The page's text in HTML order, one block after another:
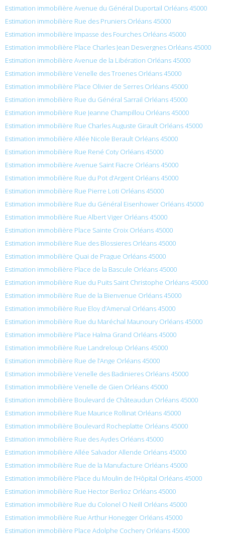
Estimation immobilière Avenue du Général Duportail Orléans 45000
Estimation immobilière Rue des Pruniers Orléans 45000
Estimation immobilière Impasse des Fourches Orléans 45000
Estimation immobilière Place Charles Jean Desvergnes Orléans 45000
Estimation immobilière Avenue de la Libération Orléans 45000
Estimation immobilière Venelle des Troenes Orléans 45000
Estimation immobilière Place Olivier de Serres Orléans 45000
Estimation immobilière Rue du Général Sarrail Orléans 45000
Estimation immobilière Rue Jeanne Champillou Orléans 45000
Estimation immobilière Rue Charles Auguste Girault Orléans 45000
Estimation immobilière Allée Nicole Berault Orléans 45000
Estimation immobilière Rue René Coty Orléans 45000
Estimation immobilière Avenue Saint Fiacre Orléans 45000
Estimation immobilière Rue du Pot d’Argent Orléans 45000
Estimation immobilière Rue Pierre Loti Orléans 45000
Estimation immobilière Rue du Général Eisenhower Orléans 45000
Estimation immobilière Rue Albert Viger Orléans 45000
Estimation immobilière Place Sainte Croix Orléans 45000
Estimation immobilière Rue des Blossieres Orléans 45000
Estimation immobilière Quai de Prague Orléans 45000
Estimation immobilière Place de la Bascule Orléans 45000
Estimation immobilière Rue du Puits Saint Christophe Orléans 45000
Estimation immobilière Rue de la Bienvenue Orléans 45000
Estimation immobilière Rue Eloy d’Amerval Orléans 45000
Estimation immobilière Rue du Maréchal Maunoury Orléans 45000
Estimation immobilière Place Halma Grand Orléans 45000
Estimation immobilière Rue Landreloup Orléans 45000
Estimation immobilière Rue de l’Ange Orléans 45000
Estimation immobilière Venelle des Badinieres Orléans 45000
Estimation immobilière Venelle de Gien Orléans 45000
Estimation immobilière Boulevard de Châteaudun Orléans 45000
Estimation immobilière Rue Maurice Rollinat Orléans 45000
Estimation immobilière Boulevard Rocheplatte Orléans 45000
Estimation immobilière Rue des Aydes Orléans 45000
Estimation immobilière Allée Salvador Allende Orléans 45000
Estimation immobilière Rue de la Manufacture Orléans 45000
Estimation immobilière Place du Moulin de l’Hôpital Orléans 45000
Estimation immobilière Rue Hector Berlioz Orléans 45000
Estimation immobilière Rue du Colonel O Neill Orléans 45000
Estimation immobilière Rue Arthur Honegger Orléans 45000
Estimation immobilière Place Adolphe Cochery Orléans 45000